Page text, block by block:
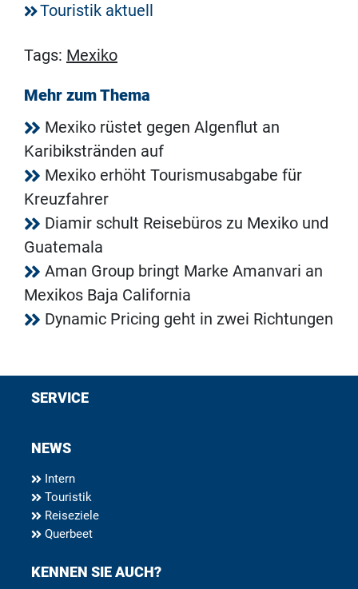
Touristik aktuell
Tags: Mexiko
Mehr zum Thema
Mexiko rüstet gegen Algenflut an
Karibikstränden auf
Mexiko erhöht Tourismusabgabe für
Kreuzfahrer
Diamir schult Reisebüros zu Mexiko und
Guatemala
Aman Group bringt Marke Amanvari an
Mexikos Baja California
Dynamic Pricing geht in zwei Richtungen
SERVICE
NEWS
Intern
Touristik
Reiseziele
Querbeet
KENNEN SIE AUCH?